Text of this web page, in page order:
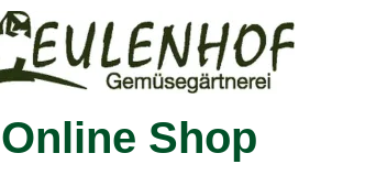
Online Shop